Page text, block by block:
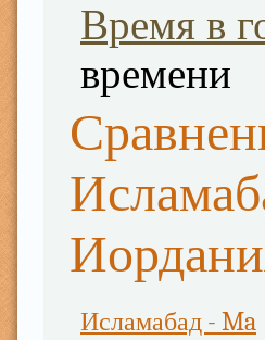
Время в
времени
Исламабад - Ma